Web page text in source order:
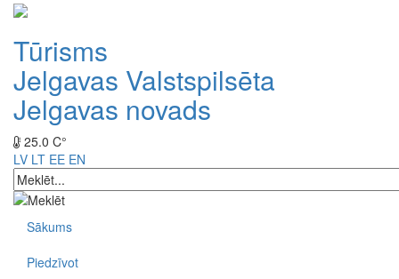
Tūrisms
Jelgavas Valstspilsēta
Jelgavas novads
25.0 C°
LV LT EE EN
Sākums
Piedzīvot